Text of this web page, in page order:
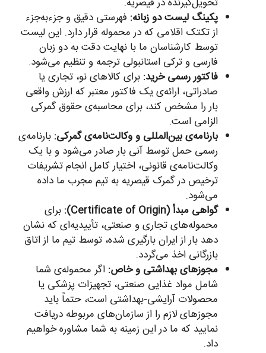
پکینگ لیست دو زبانه: فهرستی دقیق و جزء‌به‌جزء
از تکتک اقلامی که در محموله قرار دارد. این لیست
توسط کارشناسان ما با نهایت دقت به دو زبان
فارسی و ترکی استانبولی ترجمه و تنظیم می‌شود.
فاکتور رسمی خرید: برای کالاهای نو، تجاری یا
صادراتی، ارائه‌ی یک فاکتور معتبر که ارزش واقعی
بار را مشخص کند، برای محاسبه‌ی حقوق گمرکی
الزامی است.
بارنامه‌ی بین‌المللی و وکالت‌نامه‌ی گمرکی: بارنامه‌ی
رسمی حمل توسط آنی بار صادر می‌شود و با یک
وکالت‌نامه‌ی قانونی، اختیار کامل انجام تشریفات
ترخیص در گمرک قیصریه به تیم مجرب ما داده
می‌شود.
گواهی مبدأ (Certificate of Origin):
برای
محموله‌های تجاری و صنعتی، تأییدیه‌ای که نشان
دهد بار از ایران بارگیری شده، توسط تیم ما از اتاق
بازرگانی اخذ می‌گردد.
مجوزهای بهداشتی و خاص: اگر محموله‌ی شما
شامل مواد غذایی صنعتی، تجهیزات پزشکی یا
محصولات آرایشی-بهداشتی است، حتماً باید
مجوزهای لازم را از سازمان‌های مربوطه دریافت
نمایید که ما در این زمینه به شما مشاوره خواهیم
داد.